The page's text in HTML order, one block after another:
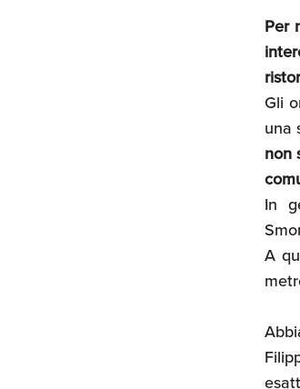
Per
Gli
una
non
In
A